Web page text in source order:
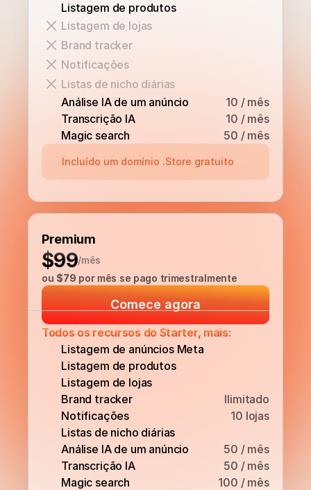
Listagem de produtos
Listagem de lojas
Brand tracker
Notificações
Listas de nicho diárias
Análise IA de um anúncio
10 / mês
Transcrição IA
10 / mês
Magic search
50 / mês
Incluído um domínio .Store gratuito
Premium
$99/mês
ou $79 por mês se pago trimestralmente
Comece agora
Todos os recursos do Starter, mais:
Listagem de anúncios Meta
Listagem de produtos
Listagem de lojas
Brand tracker
Ilimitado
Notificações
10 lojas
Listas de nicho diárias
Análise IA de um anúncio
50 / mês
Transcrição IA
50 / mês
Magic search
100 / mês